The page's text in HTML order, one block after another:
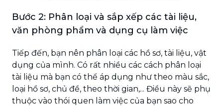
Bước 2: Phân loại và sắp xếp các tài liệu,
văn phòng phẩm và dụng cụ làm việc
Tiếp đến, bạn nên phân loại các hồ sơ, tài liệu, vật
dụng của mình. Có rất nhiều các cách phân loại
tài liệu mà bạn có thể áp dụng như theo màu sắc,
loại hồ sơ, chủ đề, theo thời gian,... Điều này sẽ phụ
thuộc vào thói quen làm việc của bạn sao cho